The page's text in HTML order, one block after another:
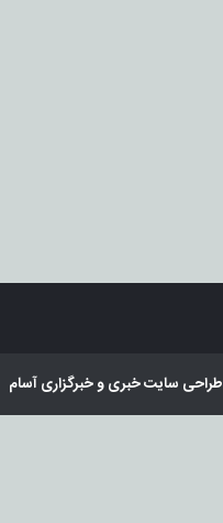
طراحی سایت خبری و خبرگزاری آسام